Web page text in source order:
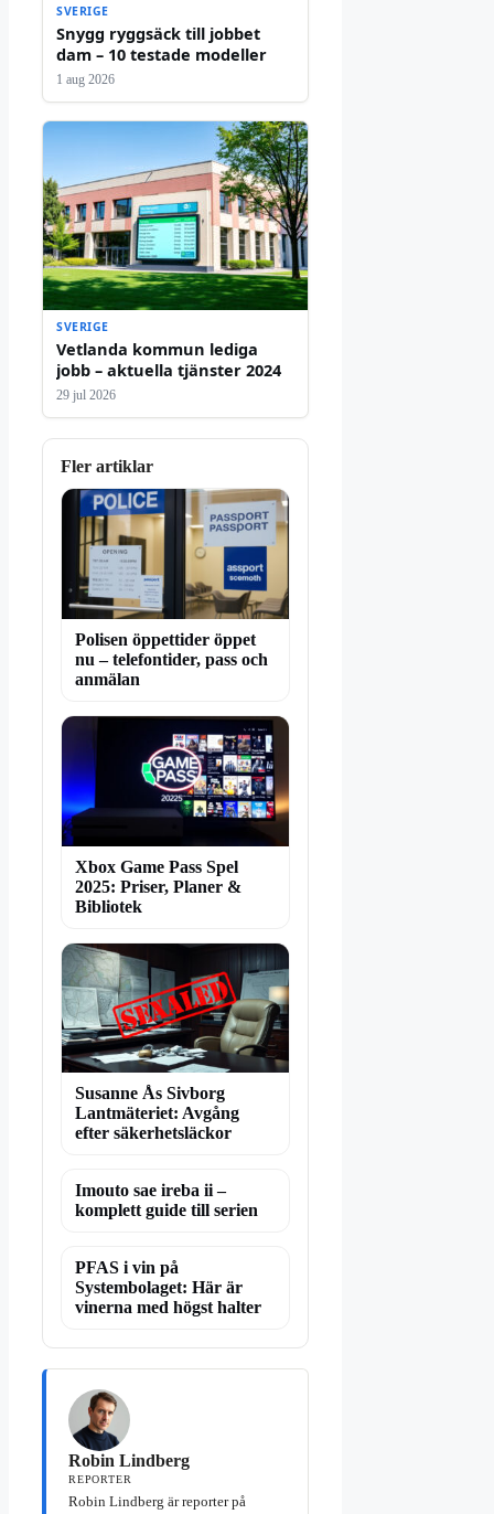
SVERIGE
Snygg ryggsäck till jobbet
dam – 10 testade modeller
1 aug 2026
SVERIGE
Vetlanda kommun lediga
jobb – aktuella tjänster 2024
29 jul 2026
Fler artiklar
Polisen öppettider öppet
nu – telefontider, pass och
anmälan
Xbox Game Pass Spel
2025: Priser, Planer &
Bibliotek
Susanne Ås Sivborg
Lantmäteriet: Avgång
efter säkerhetsläckor
Imouto sae ireba ii –
komplett guide till serien
PFAS i vin på
Systembolaget: Här är
vinerna med högst halter
Robin Lindberg
REPORTER
Robin Lindberg är reporter på